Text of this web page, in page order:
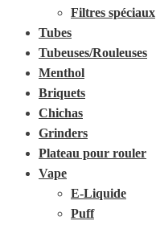
Filtres spéciaux
Tubes
Tubeuses/Rouleuses
Menthol
Briquets
Chichas
Grinders
Plateau pour rouler
Vape
E-Liquide
Puff